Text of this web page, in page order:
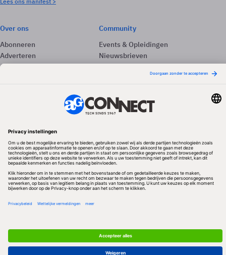
Over ons
Abonneren
Adverteren
Contact
Community
Events & Opleidingen
Nieuwsbrieven
Vacatures
Redactionele partner